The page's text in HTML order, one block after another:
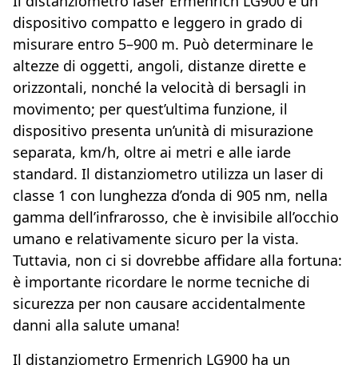
dispositivo compatto e leggero in grado di
misurare entro 5–900 m. Può determinare le
altezze di oggetti, angoli, distanze dirette e
orizzontali, nonché la velocità di bersagli in
movimento; per quest’ultima funzione, il
dispositivo presenta un’unità di misurazione
separata, km/h, oltre ai metri e alle iarde
standard. Il distanziometro utilizza un laser di
classe 1 con lunghezza d’onda di 905 nm, nella
gamma dell’infrarosso, che è invisibile all’occhio
umano e relativamente sicuro per la vista.
Tuttavia, non ci si dovrebbe affidare alla fortuna:
è importante ricordare le norme tecniche di
sicurezza per non causare accidentalmente
danni alla salute umana!
Il distanziometro Ermenrich LG900 ha un